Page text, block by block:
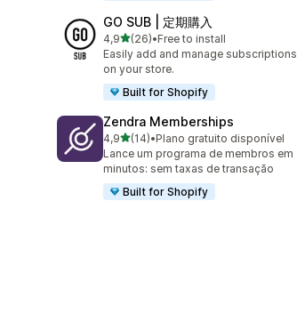
GO SUB | 定期購入
4,9de 5 estrelas
(26)
26 avaliações ao todo
•Free to install
Easily add and manage subscriptions
on your store.
Built for Shopify
Zendra Memberships
4,9de 5 estrelas
(14)
14 avaliações ao todo
•Plano gratuito disponível
Lance um programa de membros em
minutos: sem taxas de transação
Built for Shopify